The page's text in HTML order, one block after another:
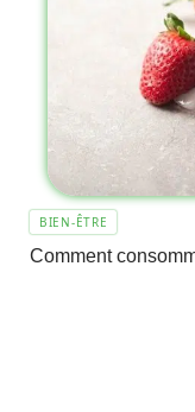
BIEN-ÊTRE
Comment